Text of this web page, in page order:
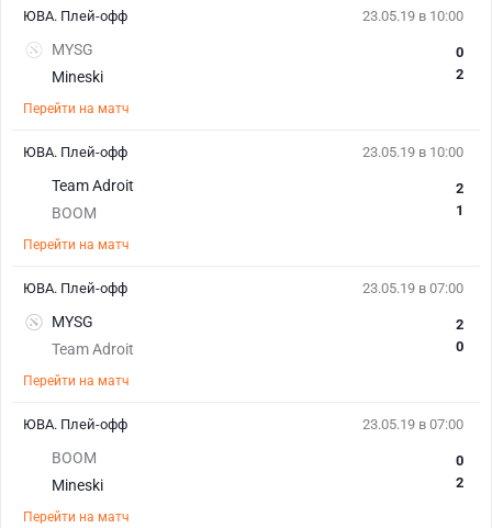
23.05.19 в 10:00
MYSG
Mineski
0
2
Перейти на матч
ЮВА. Плей-офф
23.05.19 в 10:00
Team Adroit
BOOM
2
1
Перейти на матч
ЮВА. Плей-офф
23.05.19 в 07:00
MYSG
Team Adroit
2
0
Перейти на матч
ЮВА. Плей-офф
23.05.19 в 07:00
BOOM
Mineski
0
2
Перейти на матч
ЮВА. Плей-офф